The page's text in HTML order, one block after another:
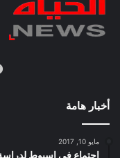
أخبار هامة
مايو 10, 2017
اجتماع في اسيوط